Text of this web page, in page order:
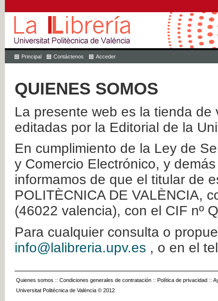
Principal Contáctenos Acceder
QUIENES SOMOS
La presente web es la tienda
editadas por la Editorial de la
En cumplimiento de la Ley de
y Comercio Electrónico, y
informamos de que el titular de
POLITÈCNICA DE VALÈNCIA,
(46022 valencia), con el CIF nº
Para cualquier consulta o
info@lalibreria.upv.es , o en el
Quienes somos :: Condiciones generales de contratación :: Política de privacidad ::
Universitat Politècnica de València © 2012